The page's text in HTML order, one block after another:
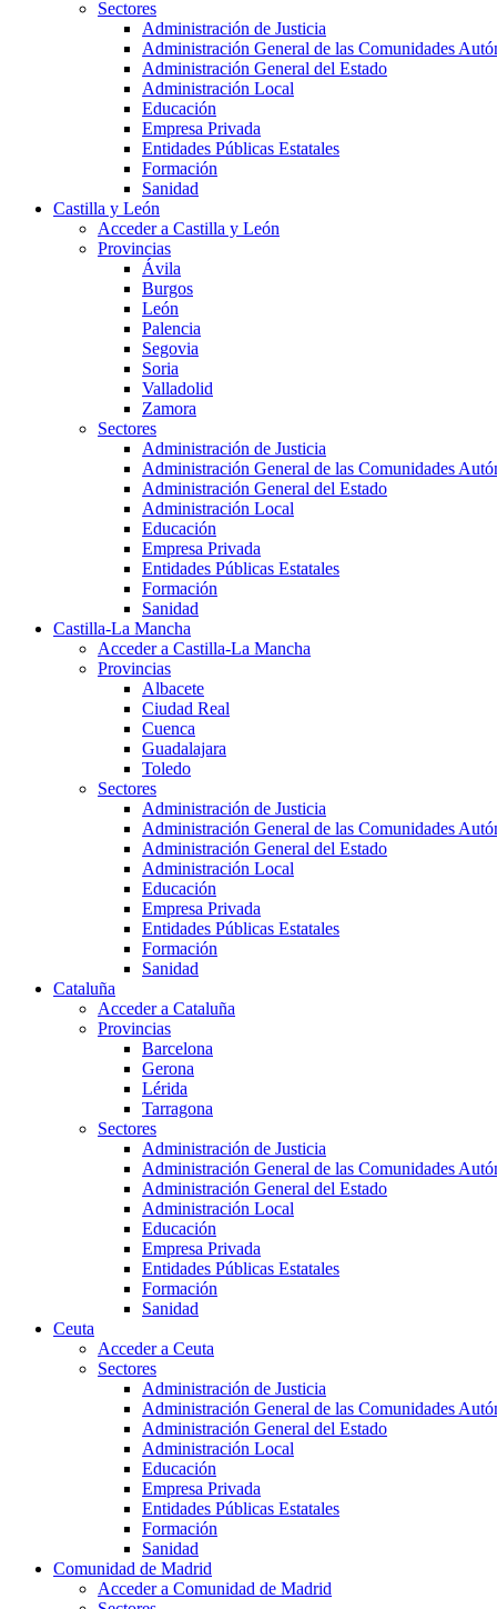
Sectores
Administración de Justicia
Administración General de las Comunidades
Administración General del Estado
Administración Local
Educación
Empresa Privada
Entidades Públicas Estatales
Formación
Sanidad
Castilla y León
Acceder a Castilla y León
Provincias
Ávila
Burgos
León
Palencia
Segovia
Soria
Valladolid
Zamora
Sectores
Administración de Justicia
Administración General de las Comunidades
Administración General del Estado
Administración Local
Educación
Empresa Privada
Entidades Públicas Estatales
Formación
Sanidad
Castilla-La Mancha
Acceder a Castilla-La Mancha
Provincias
Albacete
Ciudad Real
Cuenca
Guadalajara
Toledo
Sectores
Administración de Justicia
Administración General de las Comunidades
Administración General del Estado
Administración Local
Educación
Empresa Privada
Entidades Públicas Estatales
Formación
Sanidad
Cataluña
Acceder a Cataluña
Provincias
Barcelona
Gerona
Lérida
Tarragona
Sectores
Administración de Justicia
Administración General de las Comunidades
Administración General del Estado
Administración Local
Educación
Empresa Privada
Entidades Públicas Estatales
Formación
Sanidad
Ceuta
Acceder a Ceuta
Sectores
Administración de Justicia
Administración General de las Comunidades
Administración General del Estado
Administración Local
Educación
Empresa Privada
Entidades Públicas Estatales
Formación
Sanidad
Comunidad de Madrid
Acceder a Comunidad de Madrid